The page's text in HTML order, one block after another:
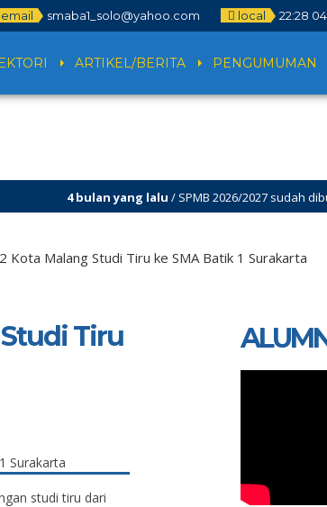
email smaba1_solo@yahoo.com local 22:28 04
ARTIKEL/BERITA PENGUMUMAN
4 bulan yang lalu/ SPMB 2026/2027 sudah dibuka.
dan SPMB ditutup!
Kota Malang Studi Tiru ke SMA Batik 1 Surakarta
Studi Tiru
studi tiru dari